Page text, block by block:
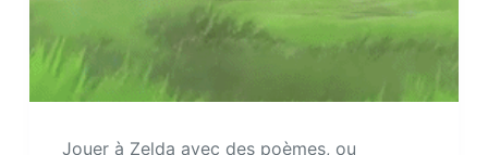
Jouer à Zelda avec des poèmes, ou